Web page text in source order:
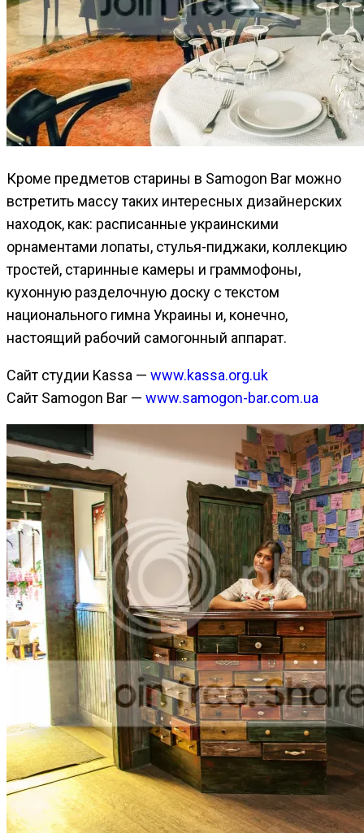
Кроме предметов старины в Samogon Bar можно
встретить массу таких интересных дизайнерских
находок, как: расписанные украинскими
орнаментами лопаты, стулья-пиджаки, коллекцию
тростей, старинные камеры и граммофоны,
кухонную разделочную доску с текстом
национального гимна Украины и, конечно,
настоящий рабочий самогонный аппарат.
Сайт студии Kassa — www.kassa.org.uk
Сайт Samogon Bar — www.samogon-bar.com.ua